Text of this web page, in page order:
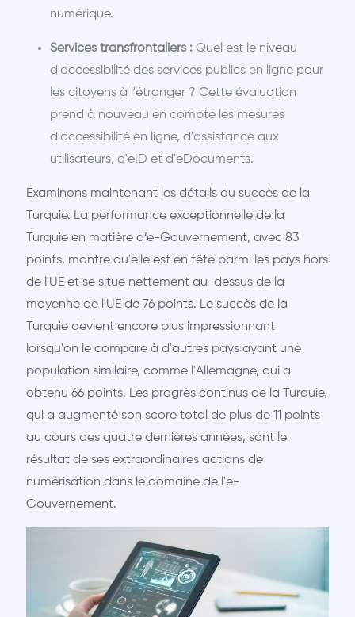
numérique.
Services transfrontaliers : Quel est le niveau
d'accessibilité des services publics en ligne pour
les citoyens à l'étranger ? Cette évaluation
prend à nouveau en compte les mesures
d'accessibilité en ligne, d'assistance aux
utilisateurs, d'eID et d'eDocuments.
Examinons maintenant les détails du succès de la
Turquie. La performance exceptionnelle de la
Turquie en matière d’e-Gouvernement, avec 83
points, montre qu'elle est en tête parmi les pays hors
de l'UE et se situe nettement au-dessus de la
moyenne de l'UE de 76 points. Le succès de la
Turquie devient encore plus impressionnant
lorsqu'on le compare à d'autres pays ayant une
population similaire, comme l'Allemagne, qui a
obtenu 66 points. Les progrès continus de la Turquie,
qui a augmenté son score total de plus de 11 points
au cours des quatre dernières années, sont le
résultat de ses extraordinaires actions de
numérisation dans le domaine de l'e-
Gouvernement.